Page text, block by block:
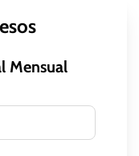
Mensual